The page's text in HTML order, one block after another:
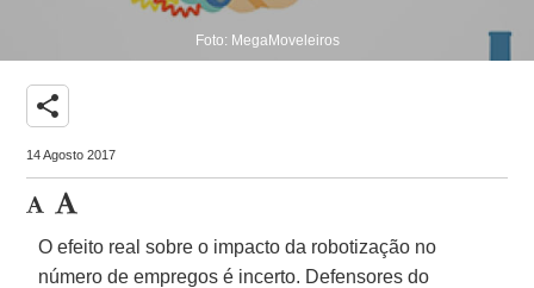
Foto: MegaMoveleiros
share
14 Agosto 2017
O efeito real sobre o impacto da robotização no
número de empregos é incerto. Defensores do